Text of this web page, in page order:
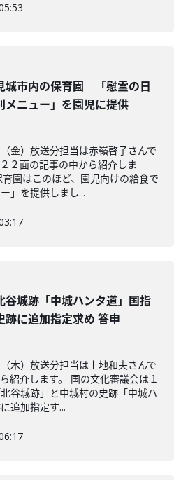
城市内の保育園 「慰霊の日
メニュー」を園児に提供
金）放送分担当は赤嶺啓子さんで
２面の記事の中から紹介しま
園はこのほど、園児向けの給食で
」を提供しまし...
谷城跡「中城ハンタ道」国指
跡に追加指定求め 答申
木）放送分担当は上地和夫さんで
紹介します。 国の文化審議会は１
谷城跡」と中城村の史跡「中城ハ
追加指定す...